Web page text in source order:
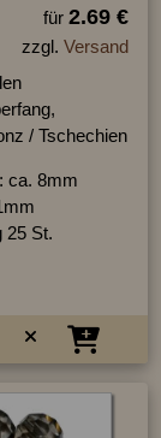
für 2.69 €
zzgl. Versand
/ Tschechien
ca. 8mm
25 St.